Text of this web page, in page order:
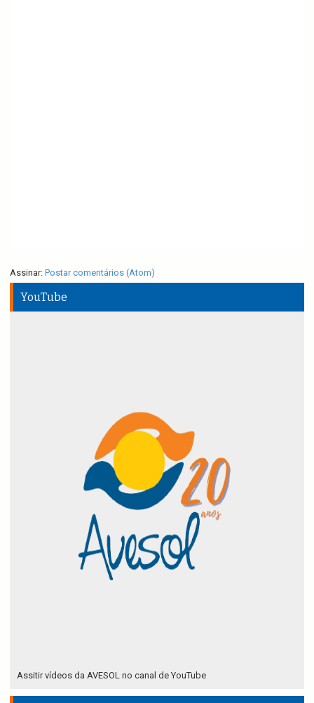
Assinar: Postar comentários (Atom)
YouTube
Assitir vídeos da AVESOL no canal de YouTube